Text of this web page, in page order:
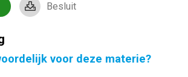
Besluit
voor deze materie?